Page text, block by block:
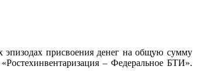
присвоения денег на общую сумму
– Федеральное БТИ».